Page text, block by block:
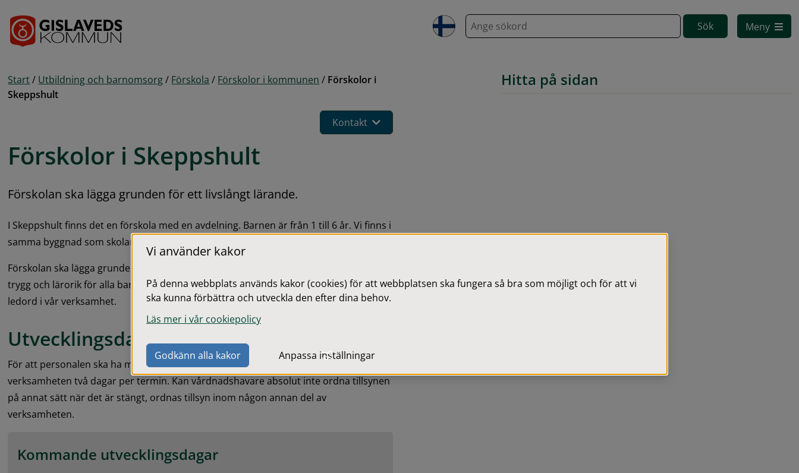
S
ö
Meny
Start / Utbildning och barnomsorg / Förskola / Förskolor i kommunen / Förskolor i
Skeppshult
Kontakt
Förskolor i Skeppshult
Förskolan ska lägga grunden för ett livslångt lärande.
I Skeppshult finns det en förskola med en avdelning. Barnen är från 1 till 6 år. Vi finns i
samma byggnad som skolan. Vi har en stor härlig utegård.
Förskolan ska lägga grunden för ett livslångt lärande. Verksamheten ska vara rolig
trygg och lärorik för alla barn som deltar. Utforskande, nyfikenhet och lust att lära är
ledord i vår verksamhet.
Utvecklingsdagar
För att personalen ska ha möjlighet till gemensamma utvecklingsdagar stänger
verksamheten två dagar per termin. Kan vårdnadshavare absolut inte ordna tillsynen
på annat sätt när det är stängt, ordnas tillsyn inom någon annan del av
verksamheten.
Kommande utvecklingsdagar
Hitta på sidan
Vi använder kakor
På denna webbplats används kakor (cookies) för att webbplatsen ska fungera så bra som möjligt och för att vi
ska kunna förbättra och utveckla den efter dina behov.
Läs mer i vår cookiepolicy
Godkänn alla kakor Anpassa inställningar